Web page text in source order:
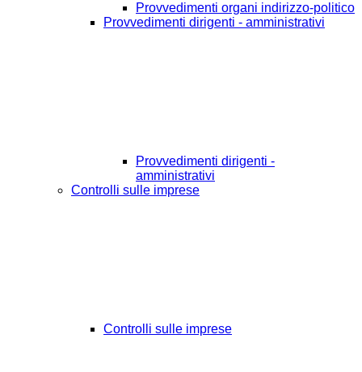
Provvedimenti organi indirizzo-politico
Provvedimenti dirigenti - amministrativi
Provvedimenti dirigenti -
amministrativi
Controlli sulle imprese
Controlli sulle imprese